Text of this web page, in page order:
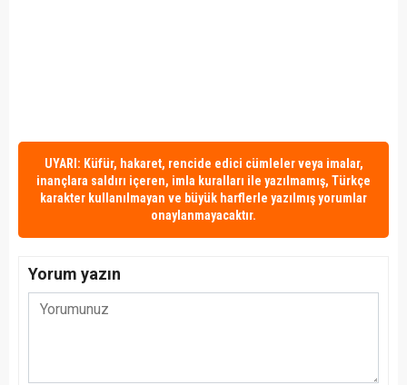
UYARI: Küfür, hakaret, rencide edici cümleler veya imalar,
inançlara saldırı içeren, imla kuralları ile yazılmamış, Türkçe
karakter kullanılmayan ve büyük harflerle yazılmış yorumlar
onaylanmayacaktır.
Yorum yazın